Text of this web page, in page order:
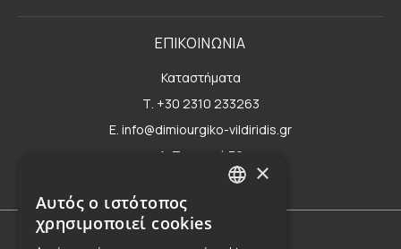
ΕΠΙΚΟΙΝΩΝΙΑ
Καταστήματα
Τ. +30 2310 233263
E. info@dimiourgiko-vildiridis.gr
Δ. Τσιμισκή 70
Φόρμα επικοινωνίας×
Αυτός ο ιστότοπος
χρησιμοποιεί cookies